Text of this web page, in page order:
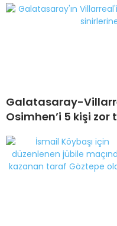
Galatasaray-
Osimhen’i 5 kişi zor